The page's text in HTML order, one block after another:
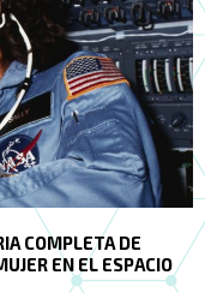
COMPLETA DE
EN EL ESPACIO